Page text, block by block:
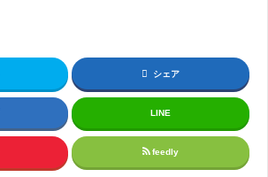
シェア
LINE
feedly